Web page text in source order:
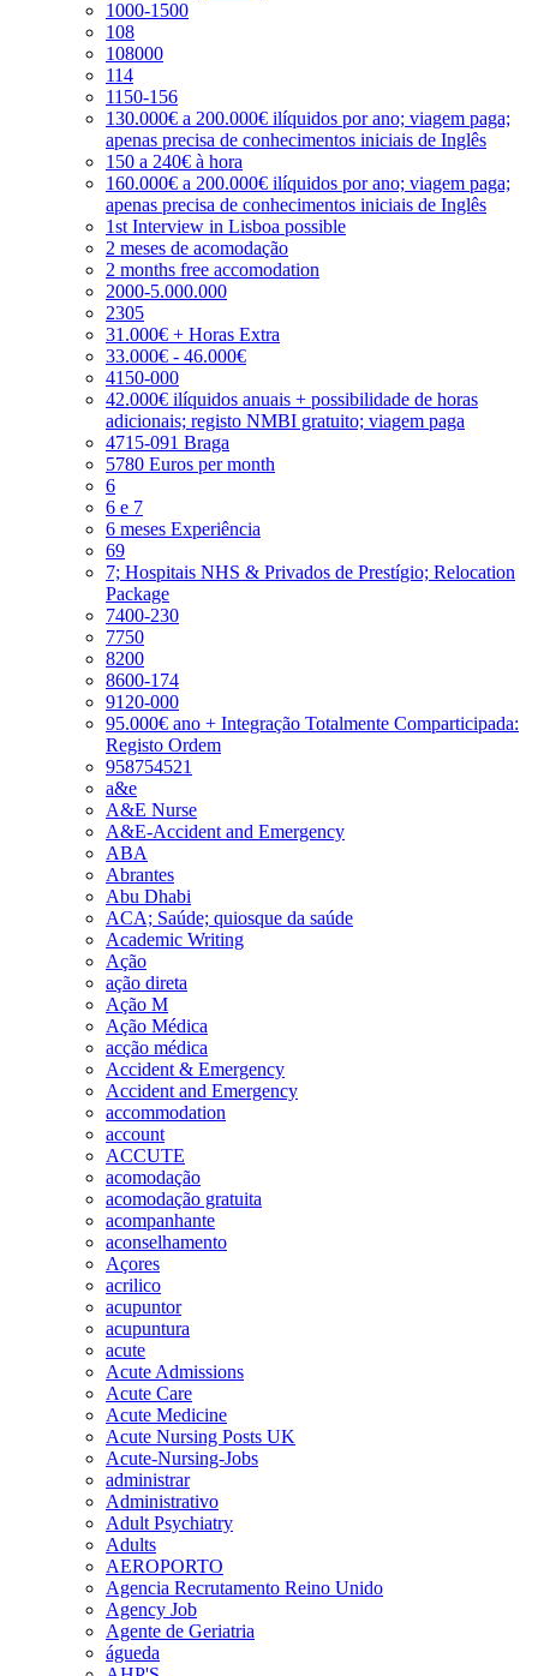
1000-1500
108
108000
114
1150-156
130.000€ a 200.000€ ilíquidos por ano; viagem paga;
apenas precisa de conhecimentos iniciais de Inglês
150 a 240€ à hora
160.000€ a 200.000€ ilíquidos por ano; viagem paga;
apenas precisa de conhecimentos iniciais de Inglês
1st Interview in Lisboa possible
2 meses de acomodação
2 months free accomodation
2000-5.000.000
2305
31.000€ + Horas Extra
33.000€ - 46.000€
4150-000
42.000€ ilíquidos anuais + possibilidade de horas
adicionais; registo NMBI gratuito; viagem paga
4715-091 Braga
5780 Euros per month
6
6 e 7
6 meses Experiência
69
7; Hospitais NHS & Privados de Prestígio; Relocation
Package
7400-230
7750
8200
8600-174
9120-000
95.000€ ano + Integração Totalmente Comparticipada:
Registo Ordem
958754521
a&e
A&E Nurse
A&E-Accident and Emergency
ABA
Abrantes
Abu Dhabi
ACA; Saúde; quiosque da saúde
Academic Writing
Ação
ação direta
Ação M
Ação Médica
acção médica
Accident & Emergency
Accident and Emergency
accommodation
account
ACCUTE
acomodação
acomodação gratuita
acompanhante
aconselhamento
Açores
acrilico
acupuntor
acupuntura
acute
Acute Admissions
Acute Care
Acute Medicine
Acute Nursing Posts UK
Acute-Nursing-Jobs
administrar
Administrativo
Adult Psychiatry
Adults
AEROPORTO
Agencia Recrutamento Reino Unido
Agency Job
Agente de Geriatria
águeda